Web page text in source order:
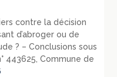
contre la décision
d’abroger ou de
? – Conclusions sous
443625, Commune de